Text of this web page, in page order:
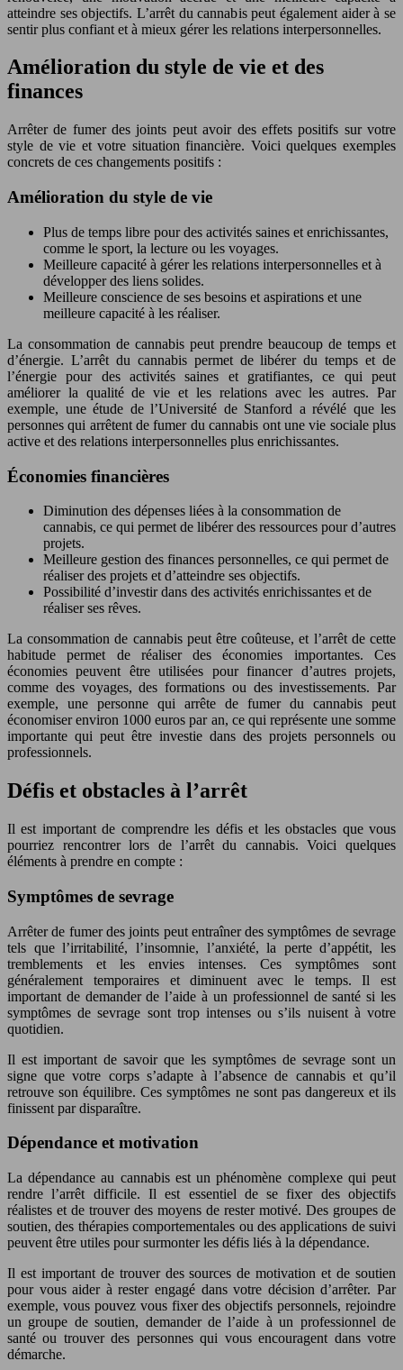
atteindre ses objectifs. L’arrêt du cannabis peut également aider à se
sentir plus confiant et à mieux gérer les relations interpersonnelles.
Amélioration du style de vie et des
finances
Arrêter de fumer des joints peut avoir des effets positifs sur votre
style de vie et votre situation financière. Voici quelques exemples
concrets de ces changements positifs :
Amélioration du style de vie
Plus de temps libre pour des activités saines et enrichissantes,
comme le sport, la lecture ou les voyages.
Meilleure capacité à gérer les relations interpersonnelles et à
développer des liens solides.
Meilleure conscience de ses besoins et aspirations et une
meilleure capacité à les réaliser.
La consommation de cannabis peut prendre beaucoup de temps et
d’énergie. L’arrêt du cannabis permet de libérer du temps et de
l’énergie pour des activités saines et gratifiantes, ce qui peut
améliorer la qualité de vie et les relations avec les autres. Par
exemple, une étude de l’Université de Stanford a révélé que les
personnes qui arrêtent de fumer du cannabis ont une vie sociale plus
active et des relations interpersonnelles plus enrichissantes.
Économies financières
Diminution des dépenses liées à la consommation de
cannabis, ce qui permet de libérer des ressources pour d’autres
projets.
Meilleure gestion des finances personnelles, ce qui permet de
réaliser des projets et d’atteindre ses objectifs.
Possibilité d’investir dans des activités enrichissantes et de
réaliser ses rêves.
La consommation de cannabis peut être coûteuse, et l’arrêt de cette
habitude permet de réaliser des économies importantes. Ces
économies peuvent être utilisées pour financer d’autres projets,
comme des voyages, des formations ou des investissements. Par
exemple, une personne qui arrête de fumer du cannabis peut
économiser environ 1000 euros par an, ce qui représente une somme
importante qui peut être investie dans des projets personnels ou
professionnels.
Défis et obstacles à l’arrêt
Il est important de comprendre les défis et les obstacles que vous
pourriez rencontrer lors de l’arrêt du cannabis. Voici quelques
éléments à prendre en compte :
Symptômes de sevrage
Arrêter de fumer des joints peut entraîner des symptômes de sevrage
tels que l’irritabilité, l’insomnie, l’anxiété, la perte d’appétit, les
tremblements et les envies intenses. Ces symptômes sont
généralement temporaires et diminuent avec le temps. Il est
important de demander de l’aide à un professionnel de santé si les
symptômes de sevrage sont trop intenses ou s’ils nuisent à votre
quotidien.
Il est important de savoir que les symptômes de sevrage sont un
signe que votre corps s’adapte à l’absence de cannabis et qu’il
retrouve son équilibre. Ces symptômes ne sont pas dangereux et ils
finissent par disparaître.
Dépendance et motivation
La dépendance au cannabis est un phénomène complexe qui peut
rendre l’arrêt difficile. Il est essentiel de se fixer des objectifs
réalistes et de trouver des moyens de rester motivé. Des groupes de
soutien, des thérapies comportementales ou des applications de suivi
peuvent être utiles pour surmonter les défis liés à la dépendance.
Il est important de trouver des sources de motivation et de soutien
pour vous aider à rester engagé dans votre décision d’arrêter. Par
exemple, vous pouvez vous fixer des objectifs personnels, rejoindre
un groupe de soutien, demander de l’aide à un professionnel de
santé ou trouver des personnes qui vous encouragent dans votre
démarche.